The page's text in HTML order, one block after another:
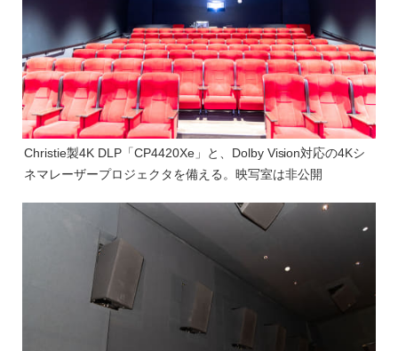
Christie製4K DLP「CP4420Xe」と、Dolby Vision対応の4Kシ
ネマレーザープロジェクタを備える。映写室は非公開